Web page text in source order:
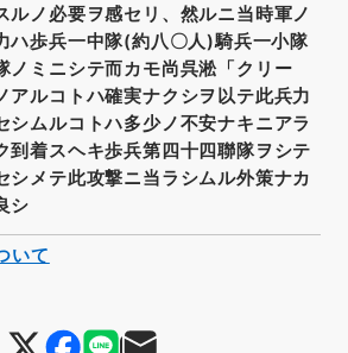
ルノ必要ヲ感セリ、然ルニ当時軍ノ
ハ歩兵一中隊(約八〇人)騎兵一小隊
ノミニシテ而カモ尚呉淞「クリー
アルコトハ確実ナクシヲ以テ此兵力
シムルコトハ多少ノ不安ナキニアラ
到着スヘキ歩兵第四十四聯隊ヲシテ
シメテ此攻撃ニ当ラシムル外策ナカ
シ
いて